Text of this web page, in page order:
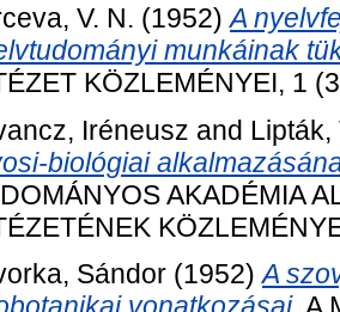
V. N. (1952)A
munkáinak
KÖZLEMÉNYEI, 1
Iréneusz and Lipták,
biológiai
AKADÉMIA
Sándor (1952)A